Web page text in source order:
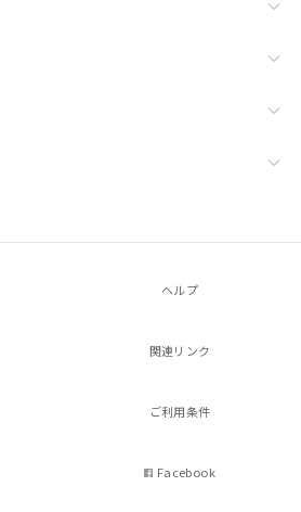
ヘルプ
関連リンク
ご利用条件
Facebook